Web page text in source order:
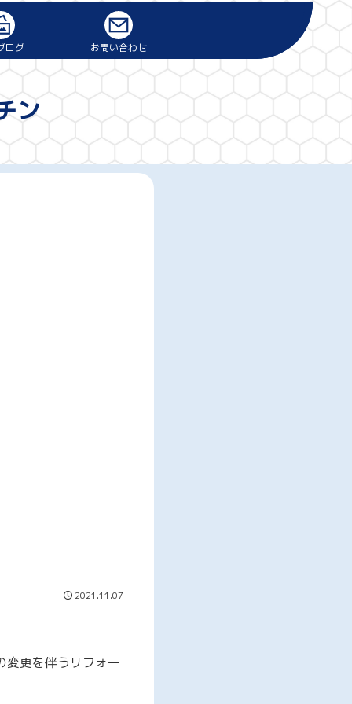
ログ お問い合わせ
ン
2021.11.07
変更を伴うリフォー